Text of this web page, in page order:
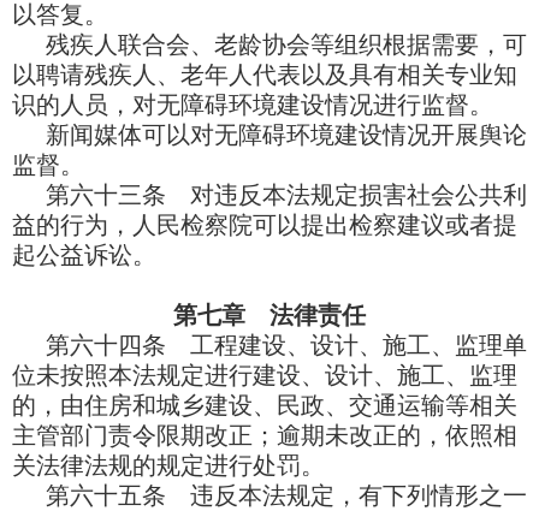
以答复。
残疾人联合会、老龄协会等组织根据需要，可
以聘请残疾人、老年人代表以及具有相关专业知
识的人员，对无障碍环境建设情况进行监督。
新闻媒体可以对无障碍环境建设情况开展舆论
监督。
第六十三条 对违反本法规定损害社会公共利
益的行为，人民检察院可以提出检察建议或者提
起公益诉讼。
第七章 法律责任
第六十四条 工程建设、设计、施工、监理单
位未按照本法规定进行建设、设计、施工、监理
的，由住房和城乡建设、民政、交通运输等相关
主管部门责令限期改正；逾期未改正的，依照相
关法律法规的规定进行处罚。
第六十五条 违反本法规定，有下列情形之一